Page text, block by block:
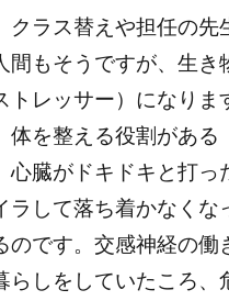
ラス替えや担任の先
もそうですが、生き
レッサー）になりま
体を整える役割がある
心臓がドキドキと打
して落ち着かなくな
です。交感神経の働
しをしていたころ、